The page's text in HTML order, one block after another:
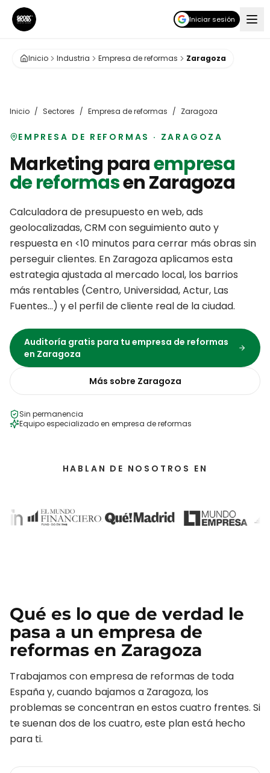
Iniciar sesión
Inicio Industria Empresa de reformas Zaragoza
Inicio / Sectores / Empresa de reformas / Zaragoza
EMPRESA DE REFORMAS · ZARAGOZA
Marketing paraempresa
de reformasenZaragoza
Calculadora de presupuesto en web, ads
geolocalizadas, CRM con seguimiento auto y
respuesta en <10 minutos para cerrar más obras sin
perseguir clientes. En Zaragozaaplicamos esta
estrategia ajustada al mercado local, los barrios
más rentables (Centro, Universidad, Actur, Las
Fuentes…) y el perfil de cliente real de la ciudad.
Auditoría gratis para tu empresa de reformas
en Zaragoza
Más sobre Zaragoza
Sin permanencia
Equipo especializado en empresa de reformas
HABLAN DE NOSOTROS EN
Qué es lo que de verdad le
pasa a un empresa de
reformas en Zaragoza
Trabajamos conempresa de reformas de toda
España y, cuando bajamos a Zaragoza, los
problemas se concentran en estos cuatro frentes. Si
te suenan dos de los cuatro, este plan está hecho
para ti.